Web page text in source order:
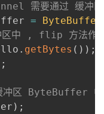
需要通过 缓冲区
= ByteBuffer
区中 , flip 方法作
. getBytes ( ) ) ;
;
区 ByteBuffer 中
) ;